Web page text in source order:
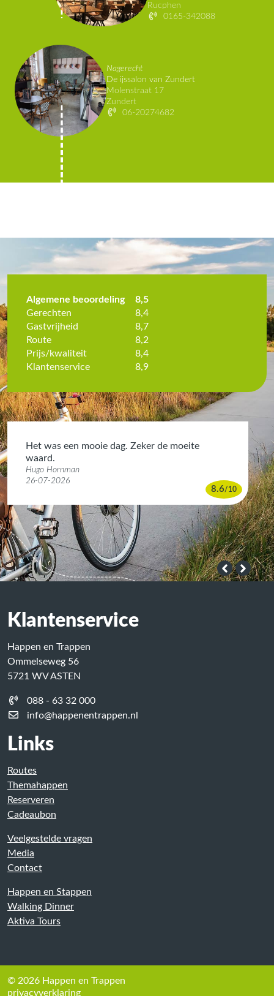
Rucphen
0165-342088
Nagerecht
De ijssalon van Zundert
Molenstraat 17
Zundert
06-20274682
Algemene beoordeling
8,5
Gerechten
8,4
Gastvrijheid
8,7
Route
8,2
Prijs/kwaliteit
8,4
Klantenservice
8,9
Het was een mooie dag. Zeker de moeite
waard.
Hugo Hornman
26-07-2026
8.6/10
Klantenservice
Happen en Trappen
Ommelseweg 56
5721 WV ASTEN
088 - 63 32 000
info@happenentrappen.nl
Links
Routes
Themahappen
Reserveren
Cadeaubon
Veelgestelde vragen
Media
Contact
Happen en Stappen
Walking Dinner
Aktiva Tours
© 2026 Happen en Trappen
privacyverklaring